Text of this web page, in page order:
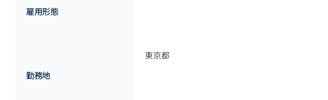
雇用形態
勤務地
東京都